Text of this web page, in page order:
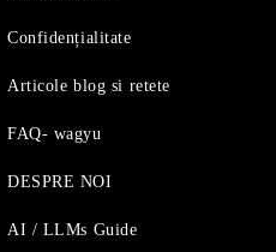
Confidențialitate
Articole blog si retete
FAQ- wagyu
DESPRE NOI
AI / LLMs Guide